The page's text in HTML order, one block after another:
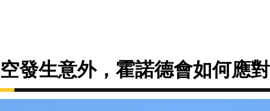
發生意外，霍諾德會如何應